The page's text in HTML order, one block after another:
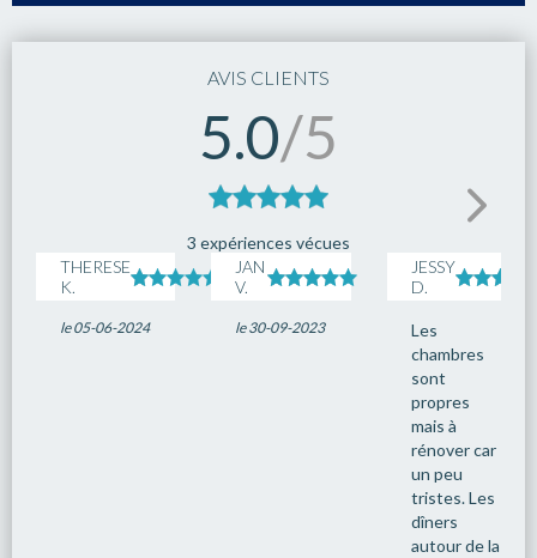
AVIS CLIENTS
5.0/5
3 expériences vécues
THERESE
K.
le 05-06-2024
JAN
V.
le 30-09-2023
JESSY
D.
Les
chambres
sont
propres
mais à
rénover car
un peu
tristes. Les
dîners
autour de la